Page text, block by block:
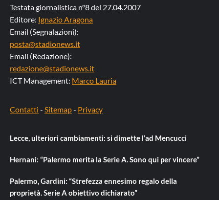
Testata giornalistica n°8 del 27.04.2007
Editore: Ignazio Aragona
Email (Segnalazioni):
posta@stadionews.it
Email (Redazione):
redazione@stadionews.it
ICT Management: Marco Lauria
Contatti - Sitemap- Privacy
Lecce, ulteriori cambiamenti: si dimette l’ad Mencucci
Hernani: “Palermo merita la Serie A. Sono qui per vincere”
Palermo, Gardini: “Strefezza ennesimo regalo della
proprietà. Serie A obiettivo dichiarato”